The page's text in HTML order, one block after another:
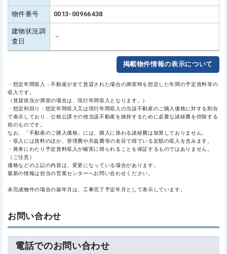
物件番号 0013-00966438
建物状況調
査日
－
掲載物件情報の表示について
・想定年間収入：不動産が全て賃貸された場合の満室時を想定した年間の予定賃料等の
収入です。
（賃貸状況が満室の場合は、現行年間収入となります。）
・想定利回り：想定年間収入又は現行年間収入の当該不動産のご購入価格に対する割合
で表示しており、公租公課その他当該不動産を維持するために必要な諸経費を控除する
前のものです。
なお、「不動産のご購入価格」には、購入に係わる諸経費は加算しておりません。
・収入には賃料のほか、管理費や共益費等の名目で得ている定額の収入を含みます。
・将来にわたり予定賃料収入が確実に得られることを保証するものではありません。
（ご注意）
価格などの上記の内容は、変更になっている場合があります。
最新の情報は担当の営業センターへお問い合わせください。
未完成物件の場合の築年月は、工事完了予定年月として表示しています。
お問い合わせ
電話でのお問い合わせ